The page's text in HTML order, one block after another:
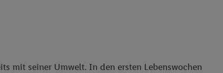
mit seiner Umwelt. In den ersten Lebenswochen